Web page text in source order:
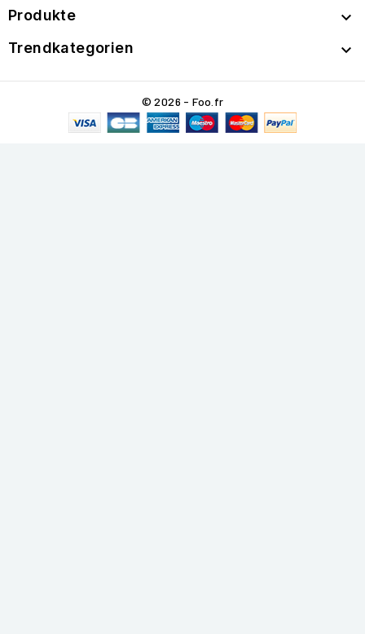
Produkte 
Trendkategorien 
© 2026 - Foo.fr